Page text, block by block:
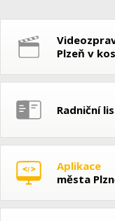
Plzeň v
Radniční
Aplikace
města